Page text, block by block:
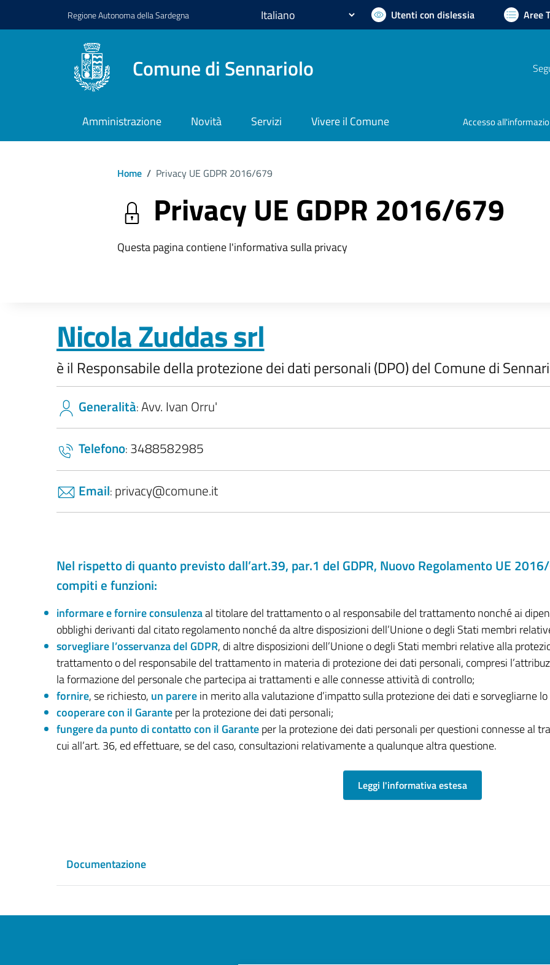
RegioneAutonoma dellaSardegna Utenti con dislessia Aree
Comune di Sennariolo
Amministrazione Novità Servizi Vivere il Comune Accesso
Home / Privacy UE GDPR 2016/679
Privacy UE GDPR 2016/679
Questa pagina contiene l'informativa sulla privacy
Nicola Zuddas srl
è il Responsabile della protezione dei dati personali (DPO) del Comune di
Generalità:Avv. Ivan Orru'
Telefono: 3488582985
Email: privacy@comune.it
Nel rispetto di quanto previsto dall’art.39, par.1 del GDPR, Nuovo Regolamento UE
compiti e funzioni:
informare e fornire consulenzaal titolare del trattamento o al responsabile del trattamento nonché ai
obblighi derivanti dal citato regolamento nonché da altre disposizioni dell’Unione o degli Stati membri
sorvegliare l’osservanza del GDPR, di altre disposizioni dell’Unione o degli Stati membri relative alla
trattamento o del responsabile del trattamento in materia di protezione dei dati personali, compresi
la formazione del personale che partecipa ai trattamenti e alle connesse attività di controllo;
fornire, se richiesto, un parerein merito alla valutazione d’impatto sulla protezione dei dati e sorvegliarne
cooperare con il Garanteper la protezione dei dati personali;
fungere da punto di contatto con il Garanteper la protezione dei dati personali per questioni connesse al
cui all’art. 36, ed effettuare, se del caso, consultazioni relativamente a qualunque altra questione.
Leggi l'informativa estesa
Documentazione